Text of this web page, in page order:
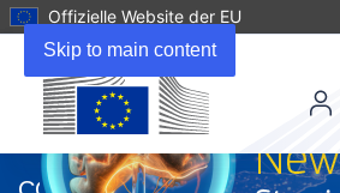
Skip to main content
Offizielle Website der EU